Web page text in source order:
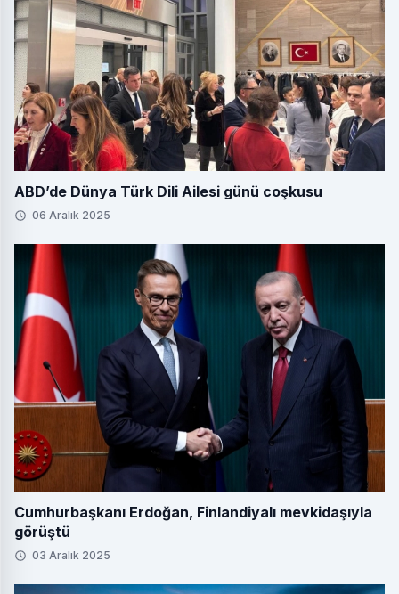
ABD’de Dünya Türk Dili Ailesi günü coşkusu
06 Aralık 2025
Cumhurbaşkanı Erdoğan, Finlandiyalı mevkidaşıyla
görüştü
03 Aralık 2025